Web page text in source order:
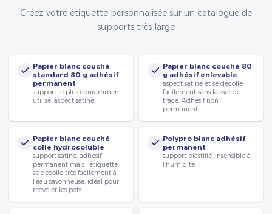
Créez votre étiquette personnalisée sur un catalogue de
supports très large
Papier blanc couché
standard 80 g adhésif
permanent
support le plus couramment
utilisé, aspect satiné.
Papier blanc couché 80
g adhésif enlevable
aspect satiné et se décolle
facilement sans laisser de
trace. Adhésif non
permanent.
Papier blanc couché
colle hydrosoluble
support satiné, adhésif
permanent mais l’étiquette
se décolle très facilement à
l’eau savonneuse, idéal pour
recycler les pots.
Polypro blanc adhésif
permanent
support plastifié, insensible à
l’humidité.